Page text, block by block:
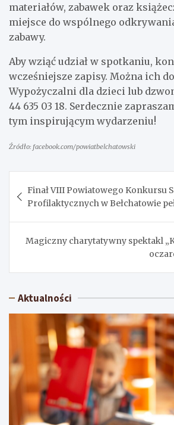
materiałów, zabawek oraz
miejsce do wspólnego
zabawy.
Aby wziąć udział w spotkaniu,
wcześniejsze zapisy. Można ich
Wypożyczalni dla dzieci lub
44 635 03 18. Serdecznie
tym inspirującym wydarzeniu!
Źródło: facebook.com/powiatbelchatowski
wpisu
Finał VIII Powiatowego Konkursu
Profilaktycznych w Bełchatowie
Magiczny charytatywny spektakl
Aktualności